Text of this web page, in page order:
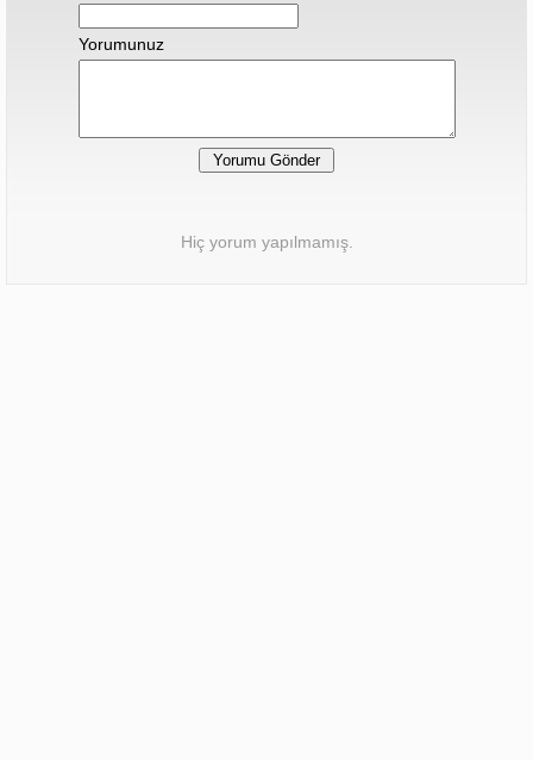
Yorumunuz
Hiç yorum yapılmamış.